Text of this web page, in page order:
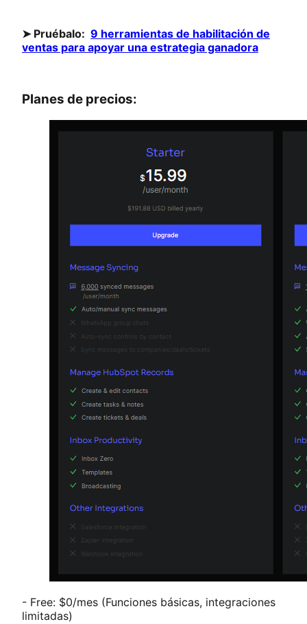
➤ Pruébalo: 9 herramientas de habilitación de
ventas para apoyar una estrategia ganadora
Planes de precios:
- Free: $0/mes (Funciones básicas, integraciones
limitadas)